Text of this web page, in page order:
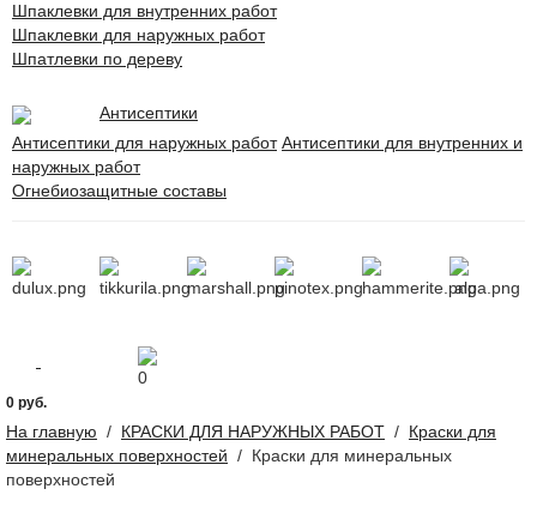
Шпаклевки для внутренних работ
Шпаклевки для наружных работ
Шпатлевки по дереву
Антисептики
Антисептики для наружных работ Антисептики для внутренних и
наружных работ
Огнебиозащитные составы
0
0 руб.
На главную / КРАСКИ ДЛЯ НАРУЖНЫХ РАБОТ / Краски для
минеральных поверхностей / Краски для минеральных
поверхностей